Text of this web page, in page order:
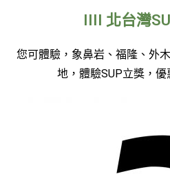
IIII 北台灣
您可體驗，象鼻岩、福隆、外
地，體驗SUP立獎，優